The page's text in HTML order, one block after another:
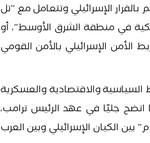
الإسرائيلي وتتعامل مع “تل
عسكرية أمريكية في منطقة الشرق الأوسط”، أو
الإسرائيلي بالأمن القومي
والاقتصادية والعسكرية
جليًا في عهد الرئيس ترامب،
الكيان الإسرائيلي وبين العرب